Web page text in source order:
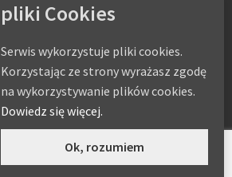
pliki Cookies
Serwis wykorzystuje pliki cookies.
Korzystając ze strony wyrażasz zgodę
na wykorzystywanie plików cookies.
Dowiedz się więcej.
Ok, rozumiem